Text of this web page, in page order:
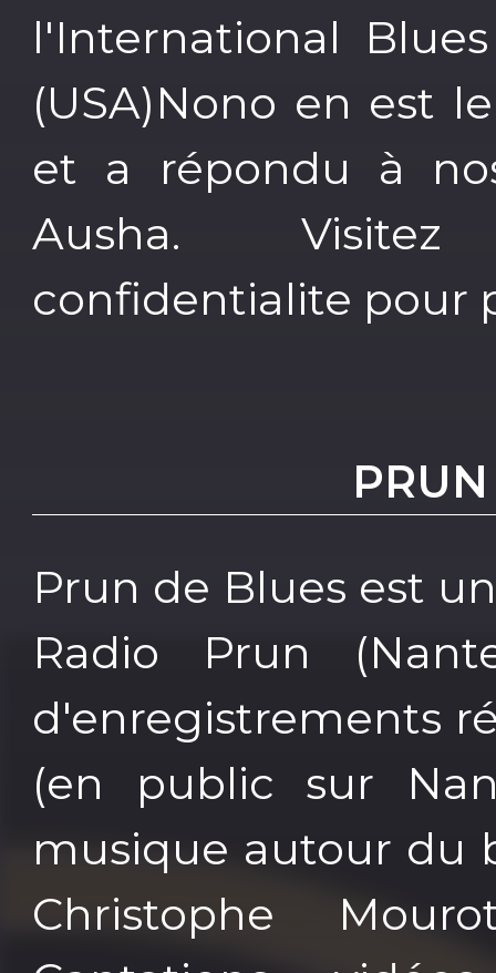
l'International
(USA)Nono en est
et a répondu à
Ausha. Visitez
confidentialite pour
Prun de Blues est
Radio Prun
d'enregistrements
(en public sur
musique autour du
Christophe